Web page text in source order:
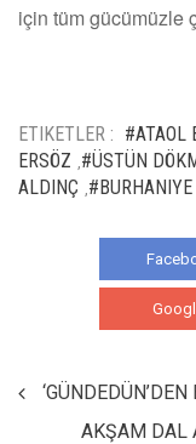
için tüm gücümüzle
ETIKETLER : #ATAOL
ERSÖZ #ÜSTÜN
ALDINÇ #BURHANIYE
AKŞAM DAL